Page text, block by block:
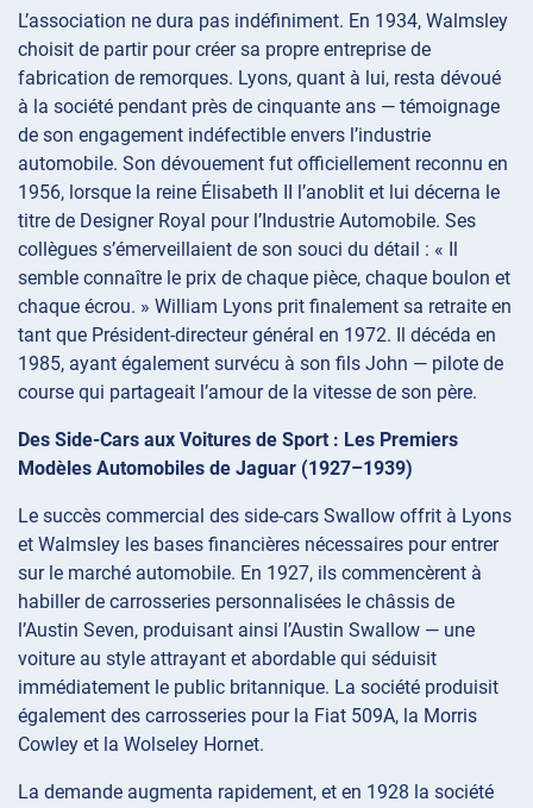
L’association ne dura pas indéfiniment. En 1934, Walmsley
choisit de partir pour créer sa propre entreprise de
fabrication de remorques. Lyons, quant à lui, resta dévoué
à la société pendant près de cinquante ans — témoignage
de son engagement indéfectible envers l’industrie
automobile. Son dévouement fut officiellement reconnu en
1956, lorsque la reine Élisabeth II l’anoblit et lui décerna le
titre de Designer Royal pour l’Industrie Automobile. Ses
collègues s’émerveillaient de son souci du détail : « Il
semble connaître le prix de chaque pièce, chaque boulon et
chaque écrou. » William Lyons prit finalement sa retraite en
tant que Président-directeur général en 1972. Il décéda en
1985, ayant également survécu à son fils John — pilote de
course qui partageait l’amour de la vitesse de son père.
Des Side-Cars aux Voitures de Sport : Les Premiers
Modèles Automobiles de Jaguar (1927–1939)
Le succès commercial des side-cars Swallow offrit à Lyons
et Walmsley les bases financières nécessaires pour entrer
sur le marché automobile. En 1927, ils commencèrent à
habiller de carrosseries personnalisées le châssis de
l’Austin Seven, produisant ainsi l’Austin Swallow — une
voiture au style attrayant et abordable qui séduisit
immédiatement le public britannique. La société produisit
également des carrosseries pour la Fiat 509A, la Morris
Cowley et la Wolseley Hornet.
La demande augmenta rapidement, et en 1928 la société